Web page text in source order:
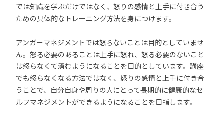
では知識を学ぶだけではなく、怒りの感情と上手に付き合う
ための具体的なトレーニング方法を身につけます。
アンガーマネジメントでは怒らないことは目的としていませ
ん。怒る必要のあることは上手に怒れ、怒る必要のないこと
は怒らなくて済むようになることを目的としています。講座
でも怒らなくなる方法ではなく、怒りの感情と上手に付き合
うことで、自分自身や周りの人にとって長期的に健康的なセ
ルフマネジメントができるようになることを目指します。